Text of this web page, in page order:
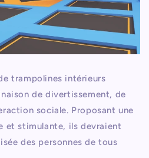
trampolines intérieurs
de divertissement, de
sociale. Proposant une
et stimulante, ils devraient
des personnes de tous